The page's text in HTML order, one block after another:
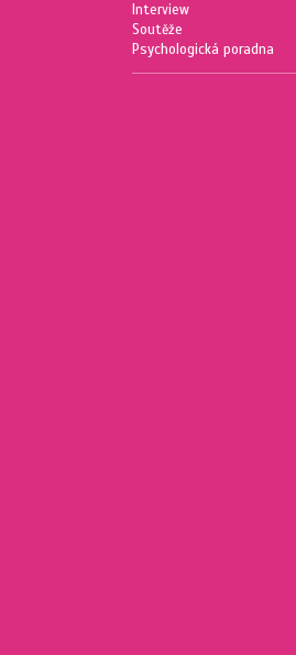
Interview
Soutěže
Psychologická poradna